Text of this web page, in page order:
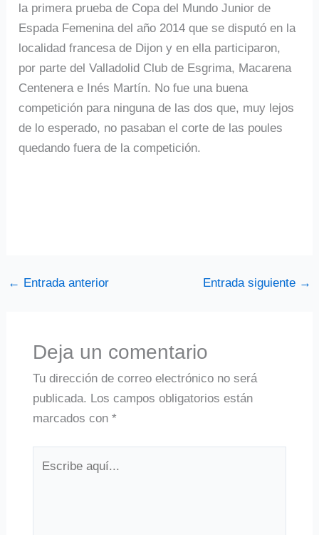
la primera prueba de Copa del Mundo Junior de
Espada Femenina del año 2014 que se disputó en la
localidad francesa de Dijon y en ella participaron,
por parte del Valladolid Club de Esgrima, Macarena
Centenera e Inés Martín. No fue una buena
competición para ninguna de las dos que, muy lejos
de lo esperado, no pasaban el corte de las poules
quedando fuera de la competición.
← Entrada anterior Entrada siguiente →
Deja un comentario
Tu dirección de correo electrónico no será
publicada. Los campos obligatorios están
marcados con *